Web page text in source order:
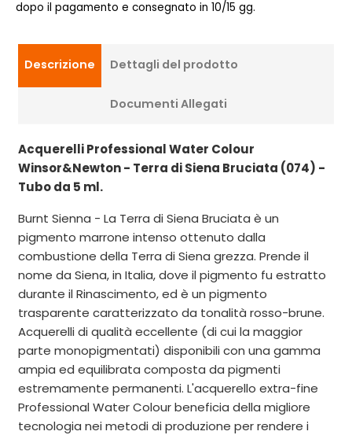
dopo il pagamento e consegnato in 10/15 gg.
Descrizione Dettagli del prodotto
Documenti Allegati
Acquerelli Professional Water Colour
Winsor&Newton - Terra di Siena Bruciata (074) -
Tubo da 5 ml.
Burnt Sienna - La Terra di Siena Bruciata è un
pigmento marrone intenso ottenuto dalla
combustione della Terra di Siena grezza. Prende il
nome da Siena, in Italia, dove il pigmento fu estratto
durante il Rinascimento, ed è un pigmento
trasparente caratterizzato da tonalità rosso-brune.
Acquerelli di qualità eccellente (di cui la maggior
parte monopigmentati) disponibili con una gamma
ampia ed equilibrata composta da pigmenti
estremamente permanenti. L'acquerello extra-fine
Professional Water Colour beneficia della migliore
tecnologia nei metodi di produzione per rendere i